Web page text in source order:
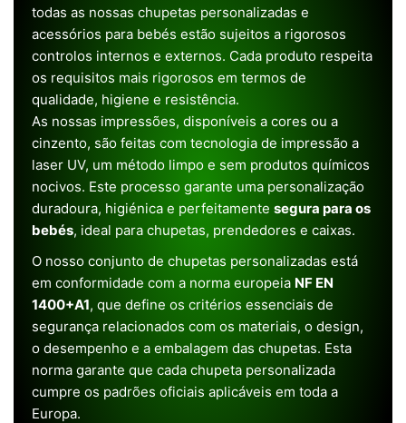
todas as nossas chupetas personalizadas e
acessórios para bebés estão sujeitos a rigorosos
controlos internos e externos. Cada produto respeita
os requisitos mais rigorosos em termos de
qualidade, higiene e resistência.
As nossas impressões, disponíveis a cores ou a
cinzento, são feitas com tecnologia de impressão a
laser UV, um método limpo e sem produtos químicos
nocivos. Este processo garante uma personalização
duradoura, higiénica e perfeitamente segura para os
bebés, ideal para chupetas, prendedores e caixas.
O nosso conjunto de chupetas personalizadas está
em conformidade com a norma europeia NF EN
1400+A1, que define os critérios essenciais de
segurança relacionados com os materiais, o design,
o desempenho e a embalagem das chupetas. Esta
norma garante que cada chupeta personalizada
cumpre os padrões oficiais aplicáveis em toda a
Europa.